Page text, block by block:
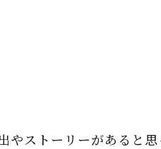
ストーリーがあると思